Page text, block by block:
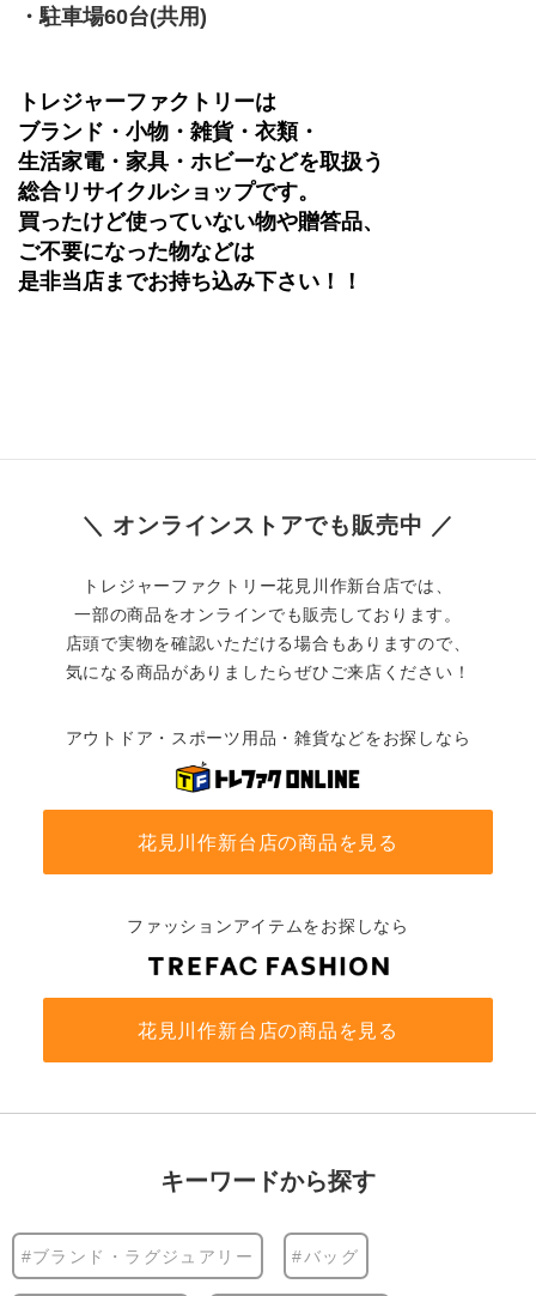
・駐車場60台(共用)
トレジャーファクトリーは
ブランド・小物・雑貨・衣類・
生活家電・家具・ホビーなどを取扱う
総合リサイクルショップです。
買ったけど使っていない物や贈答品、
ご不要になった物などは
是非当店までお持ち込み下さい！！
＼ オンラインストアでも販売中 ／
トレジャーファクトリー花見川作新台店では、
一部の商品をオンラインでも販売しております。
店頭で実物を確認いただける場合もありますので、
気になる商品がありましたらぜひご来店ください！
アウトドア・スポーツ用品・雑貨などをお探しなら
花見川作新台店の商品を見る
ファッションアイテムをお探しなら
花見川作新台店の商品を見る
キーワードから探す
#ブランド・ラグジュアリー #バッグ